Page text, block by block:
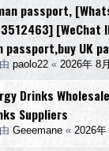
passport,
[WeChat
passport,buy UK
paolo22 « 2026年 8
Drinks
Suppliers
Geeemane « 2026